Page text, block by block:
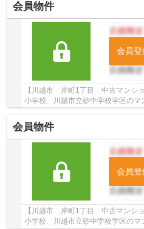
会員物件
会員
【川越市 岸町1丁目 中古マンシ
小学校、川越市立砂中学校学区の
ンション♪新河岸駅徒歩11分のマン
会員物件
会員
【川越市 岸町1丁目 中古マンシ
小学校、川越市立砂中学校学区のマ